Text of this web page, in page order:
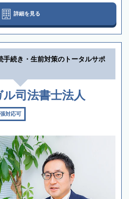
詳細を見る
手続き・生前対策のトータルサポ
司法書士法人
対応可